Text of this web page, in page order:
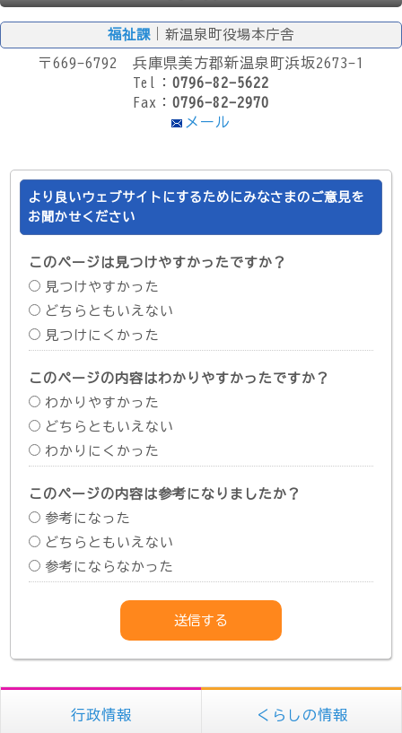
福祉課 ｜新温泉町役場本庁舎
〒669-6792 兵庫県美方郡新温泉町浜坂2673-1
Tel： 0796-82-5622
Fax： 0796-82-2970
メール
より良いウェブサイトにするためにみなさまのご意見を
お聞かせください
このページは見つけやすかったですか？
見つけやすかった
どちらともいえない
見つけにくかった
このページの内容はわかりやすかったですか？
わかりやすかった
どちらともいえない
わかりにくかった
このページの内容は参考になりましたか？
参考になった
どちらともいえない
参考にならなかった
行政情報 くらしの情報